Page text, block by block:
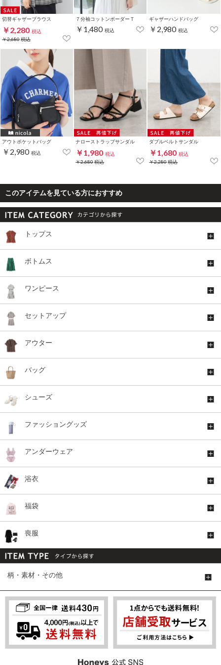
切替ギャザーブラウス
￥2,280 税込
￥2,680税込
７分袖コットンボーダーＴ
￥1,480 税込
ギャザーハンドバッグ
￥2,980 税込
アウトポケットバッグ
￥2,980 税込
ナローストラップサンダル
￥1,980 税込
￥2,680税込
ダブルベルトサンダル
￥1,680 税込
￥2,280税込
このアイテムを見ている方におすすめ
トップス
ボトムス
ワンピース
セットアップ
アウター
バッグ
シューズ
ファッショングッズ
アンダーウェア
浴衣
福袋
喪服
柄・素材・その他